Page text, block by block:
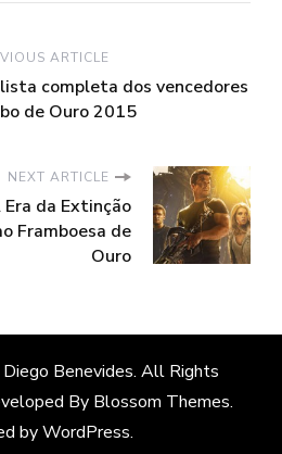
ARTICLE
completa dos vencedores
de Ouro 2015
NEXT ARTICLE
da Extinção
Framboesa de
Ouro
Diego Benevides. All Rights
By Blossom Themes.
byWordPress.